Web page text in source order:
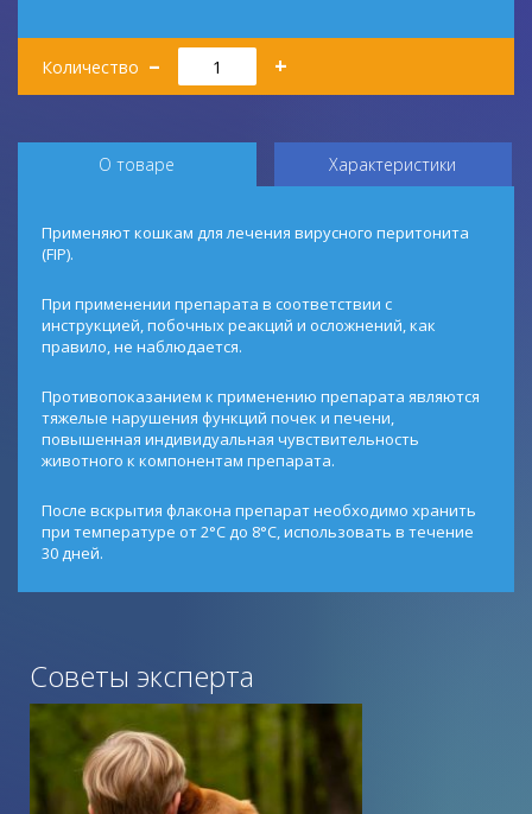
Количество
Количество
– +
О товаре Характеристики
Применяют кошкам для лечения вирусного перитонита
(FIP).
При применении препарата в соответствии с
инструкцией, побочных реакций и осложнений, как
правило, не наблюдается.
Противопоказанием к применению препарата являются
тяжелые нарушения функций почек и печени,
повышенная индивидуальная чувствительность
животного к компонентам препарата.
После вскрытия флакона препарат необходимо хранить
при температуре от 2°С до 8°С, использовать в течение
30 дней.
Советы эксперта